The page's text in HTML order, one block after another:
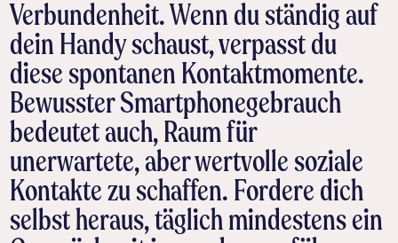
Verbundenheit. Wenn du ständig auf
dein Handy schaust, verpasst du
diese spontanen Kontaktmomente.
Bewusster Smartphonegebrauch
bedeutet auch, Raum für
unerwartete, aber wertvolle soziale
Kontakte zu schaffen. Fordere dich
selbst heraus, täglich mindestens ein